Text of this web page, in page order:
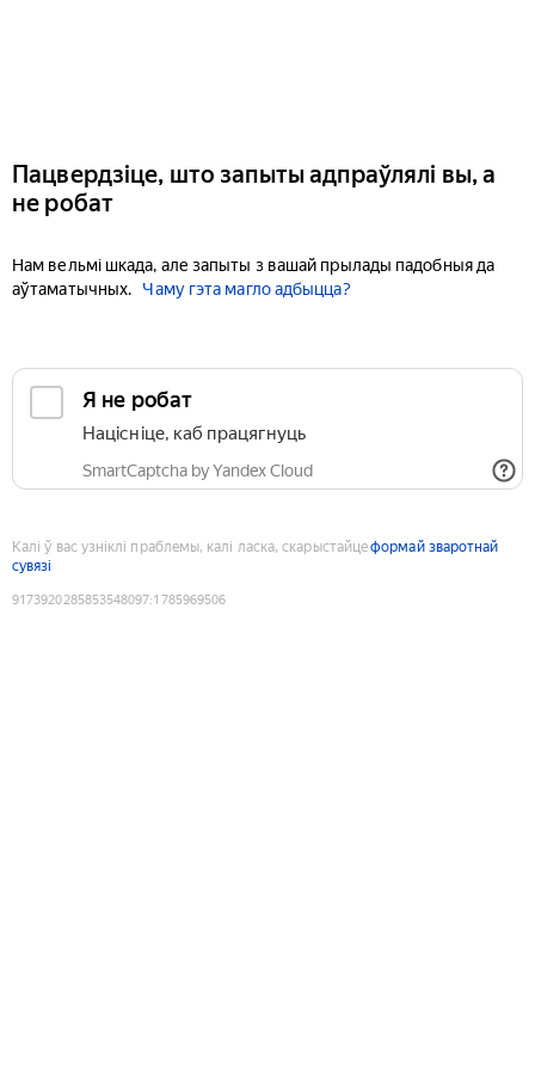
Пацвердзіце, што запыты адпраўлялі вы, а
не робат
Нам вельмі шкада, але запыты з вашай прылады падобныя да
аўтаматычных.
Чаму гэта магло адбыцца?
Я не робат
Націсніце, каб працягнуць
SmartCaptcha by Yandex Cloud
Калі ў вас узніклі праблемы, калі ласка, скарыстайцеформай зваротнай
сувязі
9173920285853548097:1785969506